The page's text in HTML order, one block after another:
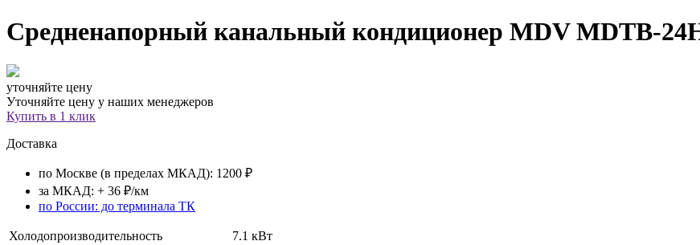
Средненапорный канальный кондиционер MDV MDTB-
уточняйте цену
Уточняйте цену у наших менеджеров
Купить в 1 клик
Доставка
по Москве (в пределах МКАД): 1200 ₽
за МКАД: + 36 ₽/км
по России: до терминала ТК
Холодопроизводительность
7.1 кВт